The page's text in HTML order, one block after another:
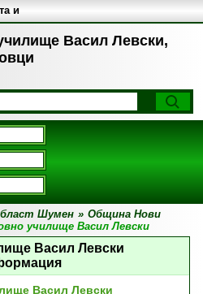
Васил Левски,
и
Шумен » Община Нови
училище Васил Левски
Васил Левски
Васил Левски